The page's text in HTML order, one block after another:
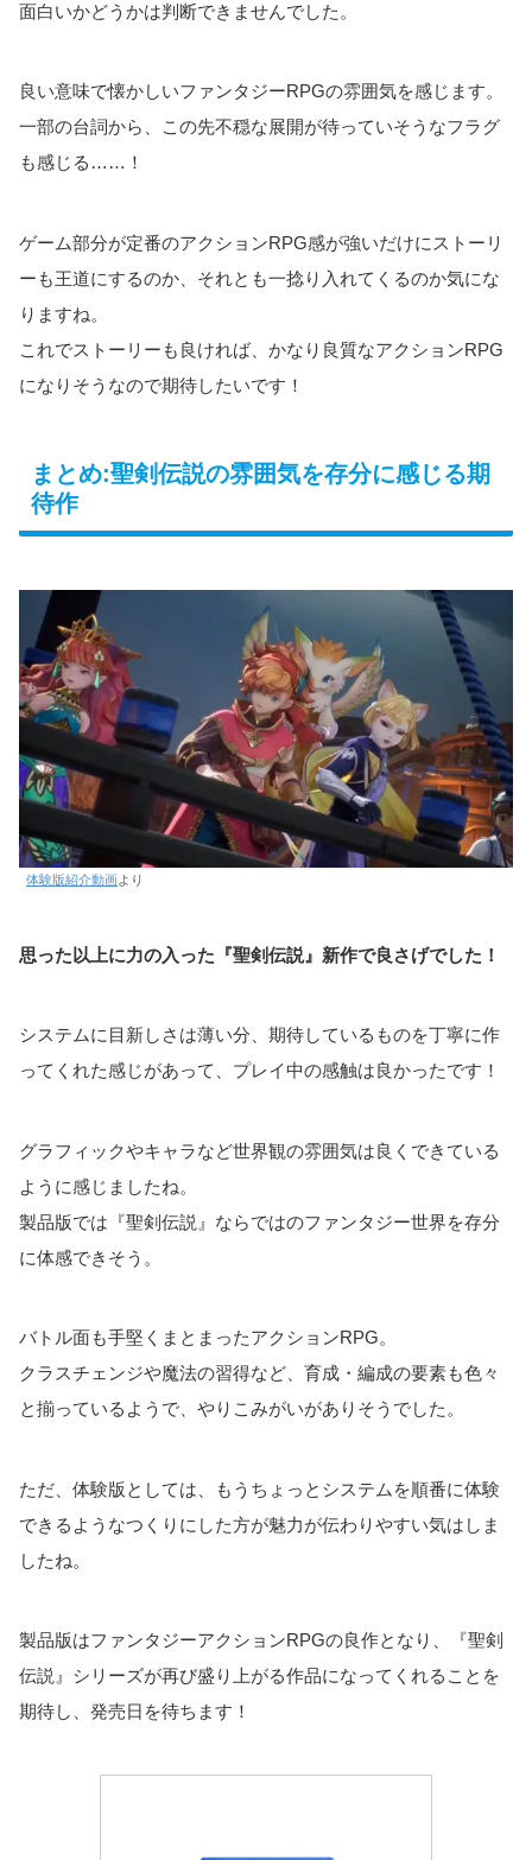
面白いかどうかは判断できませんでした。
良い意味で懐かしいファンタジーRPGの雰囲気を感じます。
一部の台詞から、この先不穏な展開が待っていそうなフラグ
も感じる……！
ゲーム部分が定番のアクションRPG感が強いだけにストーリ
ーも王道にするのか、それとも一捻り入れてくるのか気にな
りますね。
これでストーリーも良ければ、かなり良質なアクションRPG
になりそうなので期待したいです！
まとめ:聖剣伝説の雰囲気を存分に感じる期
待作
体験版紹介動画より
思った以上に力の入った『聖剣伝説』新作で良さげでした！
システムに目新しさは薄い分、期待しているものを丁寧に作
ってくれた感じがあって、プレイ中の感触は良かったです！
グラフィックやキャラなど世界観の雰囲気は良くできている
ように感じましたね。
製品版では『聖剣伝説』ならではのファンタジー世界を存分
に体感できそう。
バトル面も手堅くまとまったアクションRPG。
クラスチェンジや魔法の習得など、育成・編成の要素も色々
と揃っているようで、やりこみがいがありそうでした。
ただ、体験版としては、もうちょっとシステムを順番に体験
できるようなつくりにした方が魅力が伝わりやすい気はしま
したね。
製品版はファンタジーアクションRPGの良作となり、『聖剣
伝説』シリーズが再び盛り上がる作品になってくれることを
期待し、発売日を待ちます！